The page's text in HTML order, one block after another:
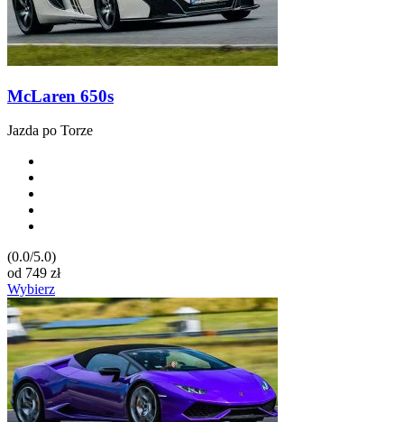
McLaren 650s
Jazda po Torze
(0.0/5.0)
od 749 zł
Wybierz